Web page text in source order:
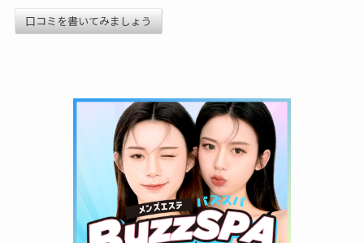
口コミを書いてみましょう